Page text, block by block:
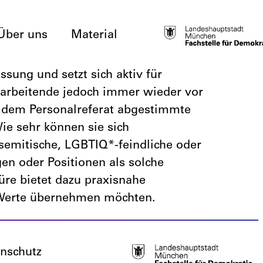
uns Material
und setzt sich aktiv für
jedoch immer wieder vor
Personalreferat abgestimmte
sehr können sie sich
LGBTIQ*-feindliche oder
oder Positionen als solche
bietet dazu praxisnahe
übernehmen möchten.